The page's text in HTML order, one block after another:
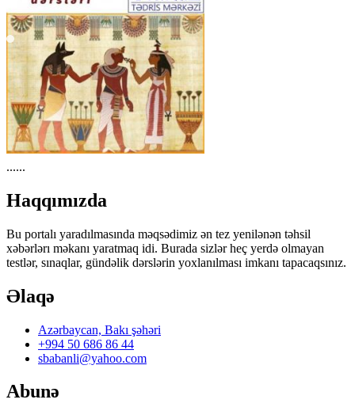
......
Haqqımızda
Bu portalı yaradılmasında məqsədimiz ən tez yenilənən təhsil
xəbərlərı məkanı yaratmaq idi. Burada sizlər heç yerdə olmayan
testlər, sınaqlar, gündəlik dərslərin yoxlanılması imkanı tapacaqsınız.
Əlaqə
Azərbaycan, Bakı şəhəri
+994 50 686 86 44
sbabanli@yahoo.com
Abunə